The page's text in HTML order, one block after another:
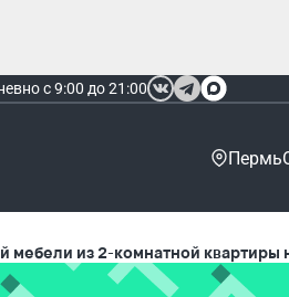
с 9:00 до 21:00
Пермь
мебели из 2-комнатной квартиры